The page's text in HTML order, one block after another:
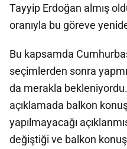
Tayyip Erdoğan almış
oranıyla bu göreve
Bu kapsamda
seçimlerden sonra
da merakla
açıklamada balkon
yapılmayacağı
değiştiği ve balkon